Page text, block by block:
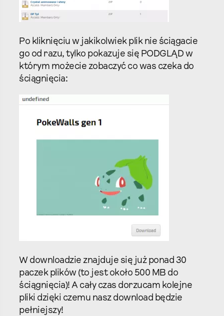
Po kliknięciu w jakikolwiek plik nie ściągacie
go od razu, tylko pokazuje się PODGLĄD w
którym możecie zobaczyć co was czeka do
ściągnięcia:
W downloadzie znajduje się już ponad 30
paczek plików (to jest około 500 MB do
ściągnięcia)! A cały czas dorzucam kolejne
pliki dzięki czemu nasz download będzie
pełniejszy!